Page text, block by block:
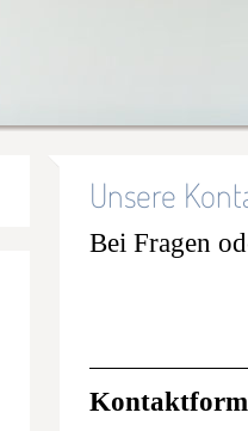
Unsere
Bei Fragen